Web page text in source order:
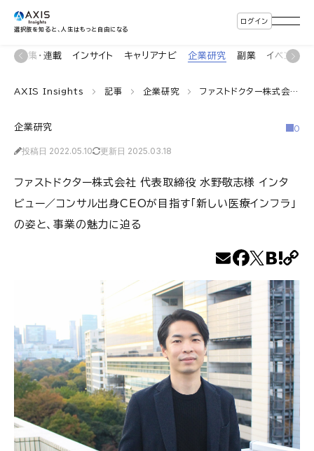
選択肢を知ると、人生はもっと自由になる
ログイン
特集・連載 インサイト キャリアナビ 企業研究 副業 イベント
AXIS Insights 記事 企業研究 ファストドクター株式会社 代表取締役 水野敬志様 インタビュー／コンサル出身CEOが目指す「新しい医療インフラ」の姿と、事業の魅力に迫る
企業研究
投稿日 2022.05.10 更新日 2025.03.18
0
ファストドクター株式会社 代表取締役 水野敬志様 インタ
ビュー／コンサル出身CEOが目指す「新しい医療インフラ」
の姿と、事業の魅力に迫る